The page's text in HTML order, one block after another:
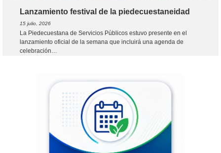
Lanzamiento festival de la piedecuestaneidad
15 julio, 2026
La Piedecuestana de Servicios Públicos estuvo presente en el
lanzamiento oficial de la semana que incluirá una agenda de
celebración…